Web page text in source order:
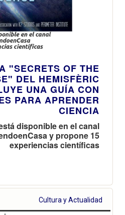
"SECRETS OF THE
DEL HEMISFÈRIC
UNA GUÍA CON
PARA APRENDER
CIENCIA
disponible en el canal
y propone 15
experiencias científicas
Cultura y Actualidad